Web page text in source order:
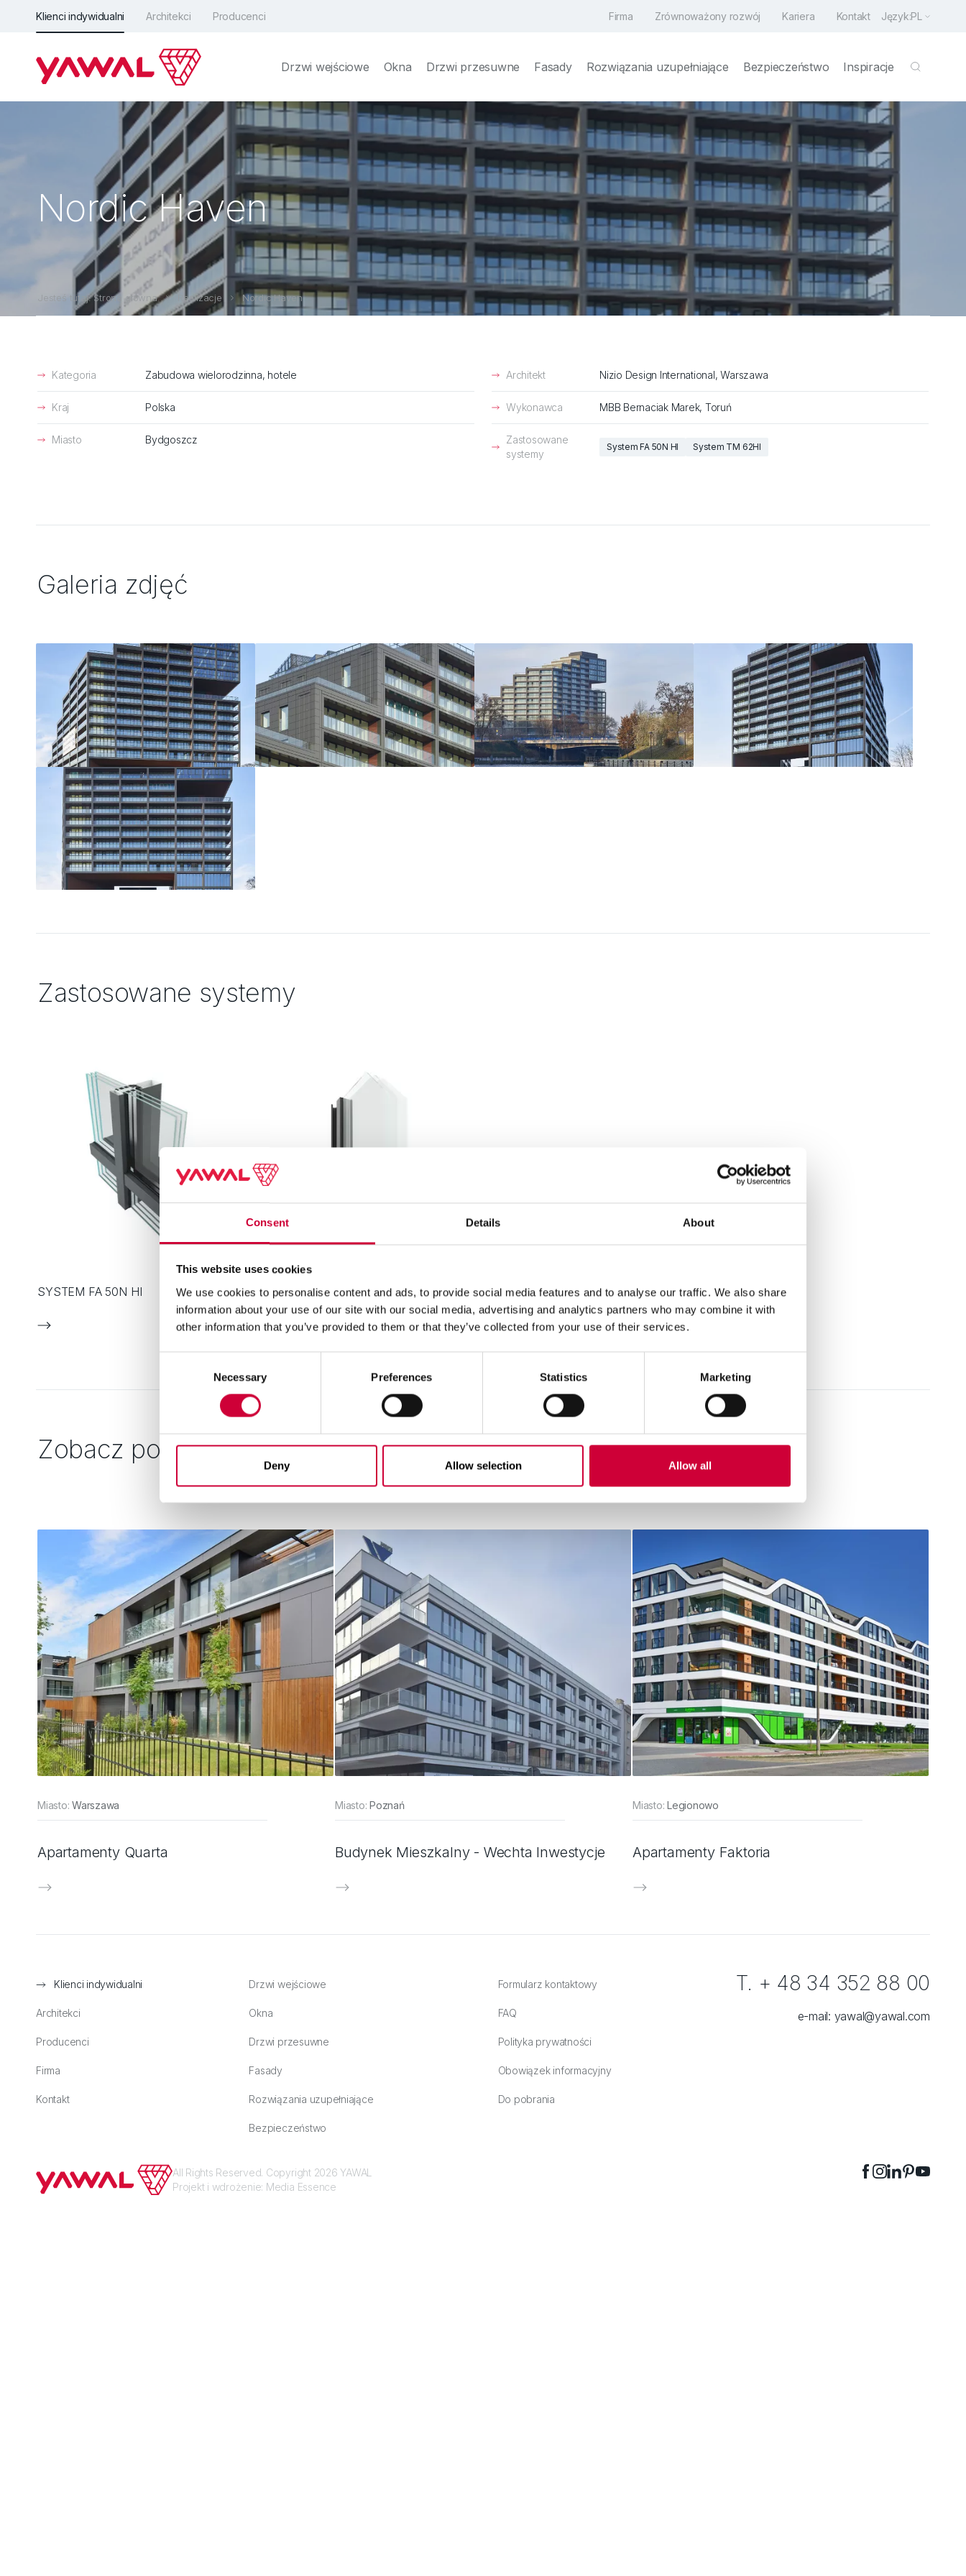
Consent Details About
This website uses cookies
We use cookies to personalise content and ads, to provide social media features and to analyse our traffic. We also share
information about your use of our site with our social media, advertising and analytics partners who may combine it with
other information that you’ve provided to them or that they’ve collected from your use of their services.
Necessary Preferences Statistics Marketing
Deny Allow selection Allow all
Klienci indywidualni Architekci Producenci Firma Zrównoważony rozwój Kariera Kontakt Język:PL
Drzwi wejściowe Okna Drzwi przesuwne Fasady Rozwiązania uzupełniające Bezpieczeństwo Inspiracje
Nordic Haven
Jesteś tutaj: Strona główna Realizacje Nordic Haven
Kategoria Zabudowa wielorodzinna, hotele
Kraj Polska
Miasto Bydgoszcz
Architekt Nizio Design International, Warszawa
Wykonawca MBB Bernaciak Marek, Toruń
Zastosowane
systemy
System FA 50N HI System TM 62HI
Galeria zdjęć
Zastosowane systemy
SYSTEM FA 50N HI SYSTEM TM 62HI
Zobacz podobne
Miasto:Warszawa
Apartamenty Quarta
Miasto: Poznań
Budynek Mieszkalny - Wechta Inwestycje
Miasto: Legionowo
Apartamenty Faktoria
Klienci indywidualni
Architekci
Producenci
Firma
Kontakt
Drzwi wejściowe
Okna
Drzwi przesuwne
Fasady
Rozwiązania uzupełniające
Bezpieczeństwo
Formularz kontaktowy
FAQ
Polityka prywatności
Obowiązek informacyjny
Do pobrania
T. + 48 34 352 88 00
e-mail: yawal@yawal.com
All Rights Reserved. Copyright 2026 YAWAL
Projekt i wdrożenie: Media Essence